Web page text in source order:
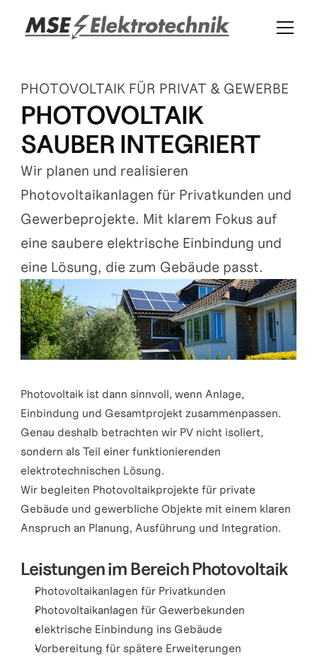
PHOTOVOLTAIK FÜR PRIVAT & GEWERBE
PHOTOVOLTAIK
SAUBER INTEGRIERT
Wir planen und realisieren
Photovoltaikanlagen für Privatkunden und
Gewerbeprojekte. Mit klarem Fokus auf
eine saubere elektrische Einbindung und
eine Lösung, die zum Gebäude passt.
Photovoltaik ist dann sinnvoll, wenn Anlage,
Einbindung und Gesamtprojekt zusammenpassen.
Genau deshalb betrachten wir PV nicht isoliert,
sondern als Teil einer funktionierenden
elektrotechnischen Lösung.
Wir begleiten Photovoltaikprojekte für private
Gebäude und gewerbliche Objekte mit einem klaren
Anspruch an Planung, Ausführung und Integration.
Leistungen im Bereich Photovoltaik
Photovoltaikanlagen für Privatkunden
Photovoltaikanlagen für Gewerbekunden
elektrische Einbindung ins Gebäude
Vorbereitung für spätere Erweiterungen